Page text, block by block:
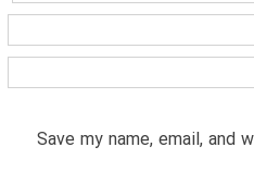
Save my name, email,